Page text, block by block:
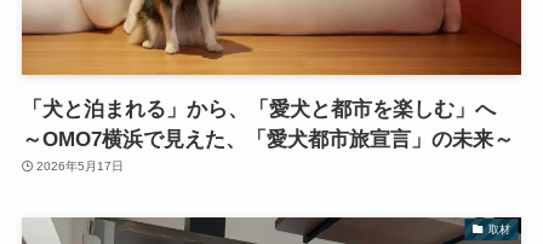
「犬と泊まれる」から、「愛犬と都市を楽しむ」へ
～OMO7横浜で見えた、「愛犬都市旅宣言」の未来～
2026年5月17日
取材